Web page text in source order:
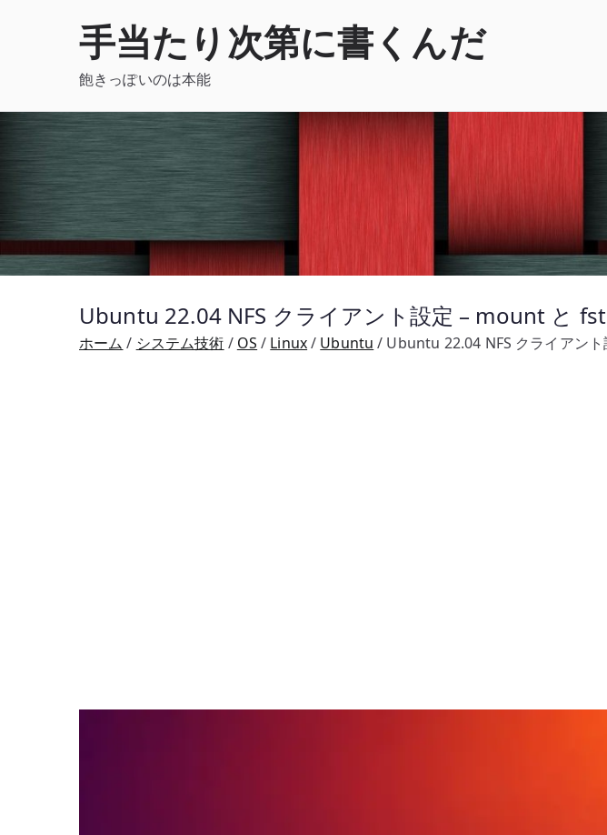
手当たり次第に書くんだ
飽きっぽいのは本能
Ubuntu 22.04 NFS クライアント設定 – mount と
ホーム システム技術 OS Linux Ubuntu Ubuntu 22.04 NFS クライアン